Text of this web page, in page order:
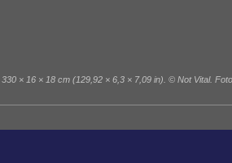
× 16 × 18 cm (129,92 × 6,3 × 7,09 in). © Not Vital.